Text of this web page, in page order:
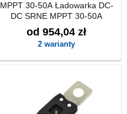
MPPT 30-50A Ładowarka DC-
DC SRNE MPPT 30-50A
od 954,04 zł
2 warianty